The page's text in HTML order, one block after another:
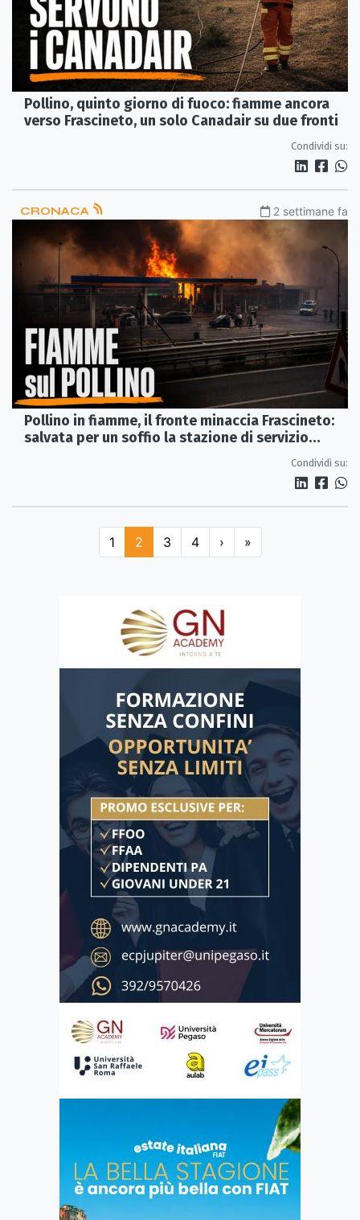
Pollino, quinto giorno di fuoco: fiamme ancora
verso Frascineto, un solo Canadair su due fronti
Condividi su:
CRONACA 2 settimane fa
Pollino in fiamme, il fronte minaccia Frascineto:
salvata per un soffio la stazione di servizio
Condividi su:
1 2 3 4 › »